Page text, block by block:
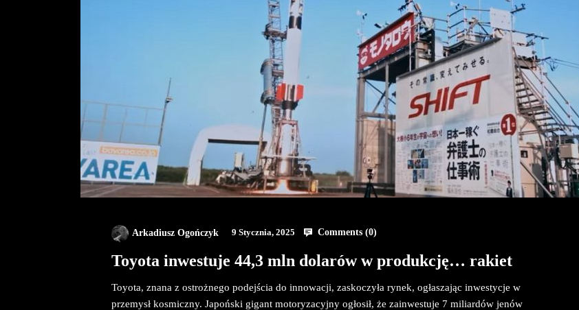
Arkadiusz Ogończyk 9 Stycznia, 2025 Comments (0)
Toyota inwestuje 44,3 mln dolarów w produkcję… rakiet
Toyota, znana z ostrożnego podejścia do innowacji, zaskoczyła rynek, ogłaszając inwestycje w
przemysł kosmiczny. Japoński gigant motoryzacyjny ogłosił, że zainwestuje 7 miliardów jenów